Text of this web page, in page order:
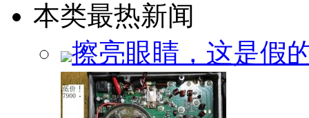
本类最热新闻
擦亮眼睛，这是假